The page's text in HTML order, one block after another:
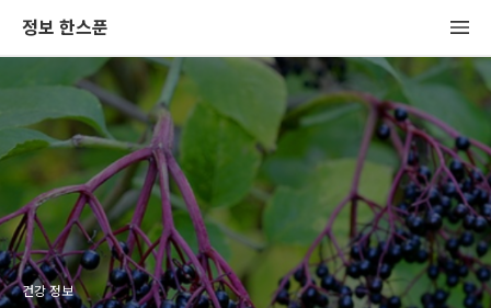
정보 한스푼
건강 정보